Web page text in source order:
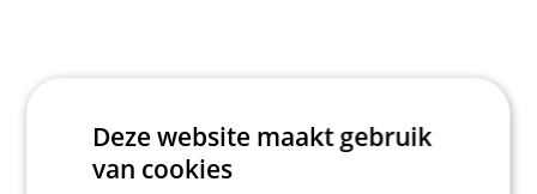
Deze website maakt gebruik
van cookies